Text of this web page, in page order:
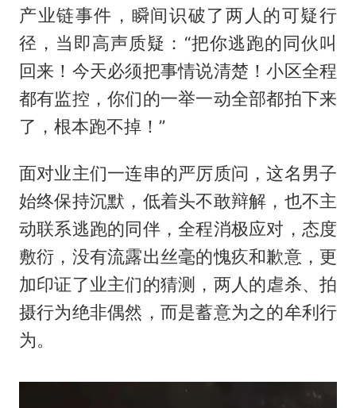
产业链事件，瞬间识破了两人的可疑行
径，当即高声质疑：“把你逃跑的同伙叫
回来！今天必须把事情说清楚！小区全程
都有监控，你们的一举一动全部都拍下来
了，根本跑不掉！”
面对业主们一连串的严厉质问，这名男子
始终保持沉默，低着头不敢辩解，也不主
动联系逃跑的同伴，全程消极应对，态度
敷衍，没有流露出丝毫的愧疚和歉意，更
加印证了业主们的猜测，两人的虐杀、拍
摄行为绝非偶然，而是蓄意为之的牟利行
为。